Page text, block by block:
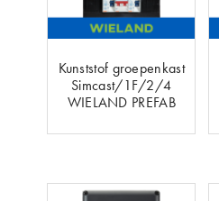
Kunststof groepenkast
Simcast/1F/2/4
WIELAND PREFAB